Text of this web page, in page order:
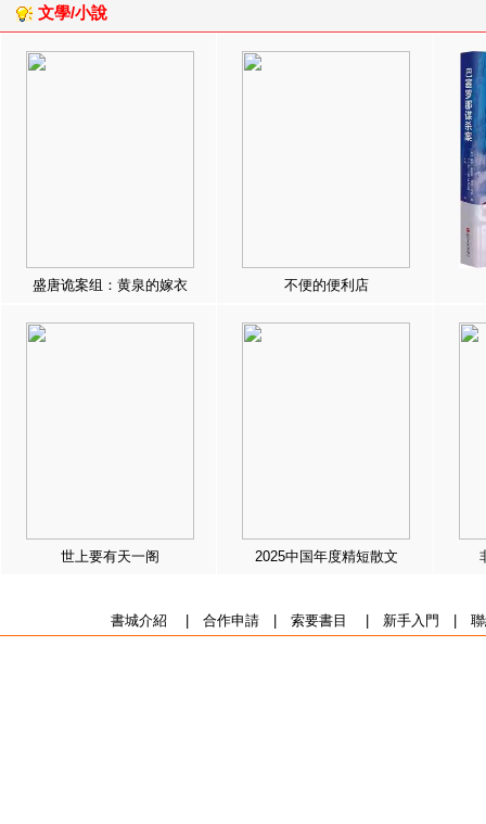
文學/小說
盛唐诡案组：黄泉的嫁衣 不便的便利店
世上要有天一阁 2025中国年度精短散文
書城介紹 合作申請| 索要書目 新手入門